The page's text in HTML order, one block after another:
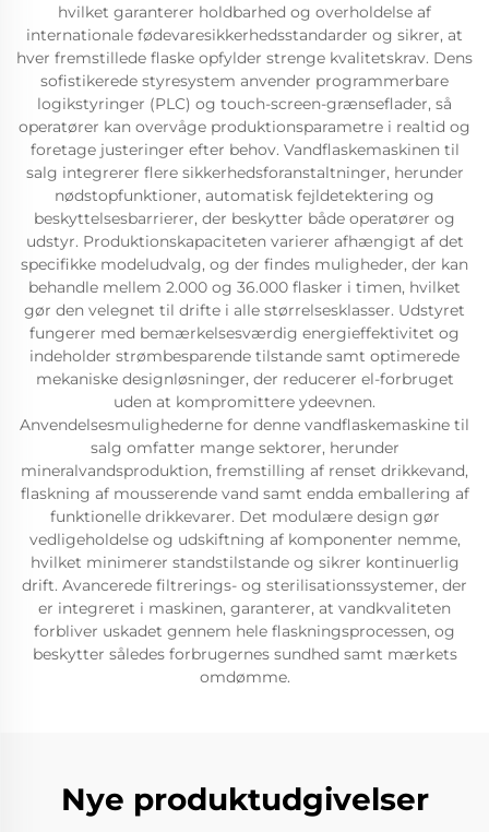
hvilket garanterer holdbarhed og overholdelse af
internationale fødevaresikkerhedsstandarder og sikrer, at
hver fremstillede flaske opfylder strenge kvalitetskrav. Dens
sofistikerede styresystem anvender programmerbare
logikstyringer (PLC) og touch-screen-grænseflader, så
operatører kan overvåge produktionsparametre i realtid og
foretage justeringer efter behov. Vandflaskemaskinen til
salg integrerer flere sikkerhedsforanstaltninger, herunder
nødstopfunktioner, automatisk fejldetektering og
beskyttelsesbarrierer, der beskytter både operatører og
udstyr. Produktionskapaciteten varierer afhængigt af det
specifikke modeludvalg, og der findes muligheder, der kan
behandle mellem 2.000 og 36.000 flasker i timen, hvilket
gør den velegnet til drifte i alle størrelsesklasser. Udstyret
fungerer med bemærkelsesværdig energieffektivitet og
indeholder strømbesparende tilstande samt optimerede
mekaniske designløsninger, der reducerer el-forbruget
uden at kompromittere ydeevnen.
Anvendelsesmulighederne for denne vandflaskemaskine til
salg omfatter mange sektorer, herunder
mineralvandsproduktion, fremstilling af renset drikkevand,
flaskning af mousserende vand samt endda emballering af
funktionelle drikkevarer. Det modulære design gør
vedligeholdelse og udskiftning af komponenter nemme,
hvilket minimerer standstilstande og sikrer kontinuerlig
drift. Avancerede filtrerings- og sterilisationssystemer, der
er integreret i maskinen, garanterer, at vandkvaliteten
forbliver uskadet gennem hele flaskningsprocessen, og
beskytter således forbrugernes sundhed samt mærkets
omdømme.
Nye produktudgivelser